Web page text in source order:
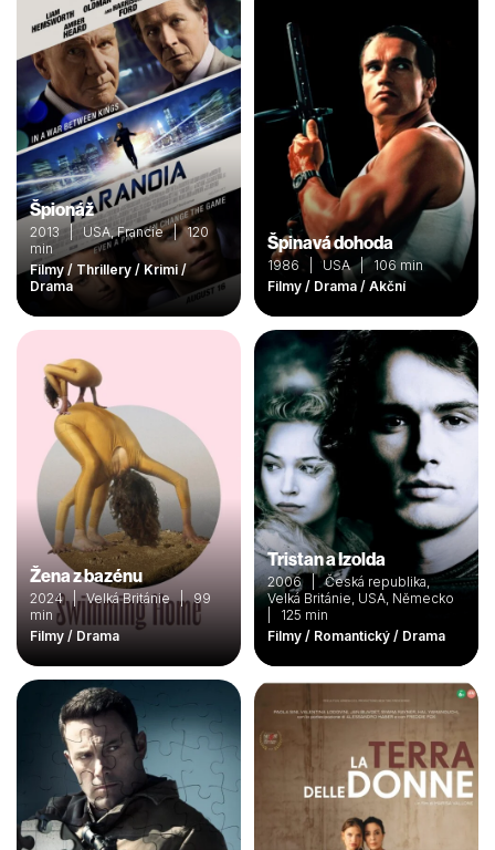
Špionáž
2013 | USA, Francie | 120
min
Filmy / Thrillery / Krimi /
Drama
Špinavá dohoda
1986 | USA | 106 min
Filmy / Drama / Akční
Žena z bazénu
2024 | Velká Británie | 99
min
Filmy / Drama
Tristan a Izolda
2006 | Česká republika,
Velká Británie, USA, Německo
| 125 min
Filmy / Romantický / Drama